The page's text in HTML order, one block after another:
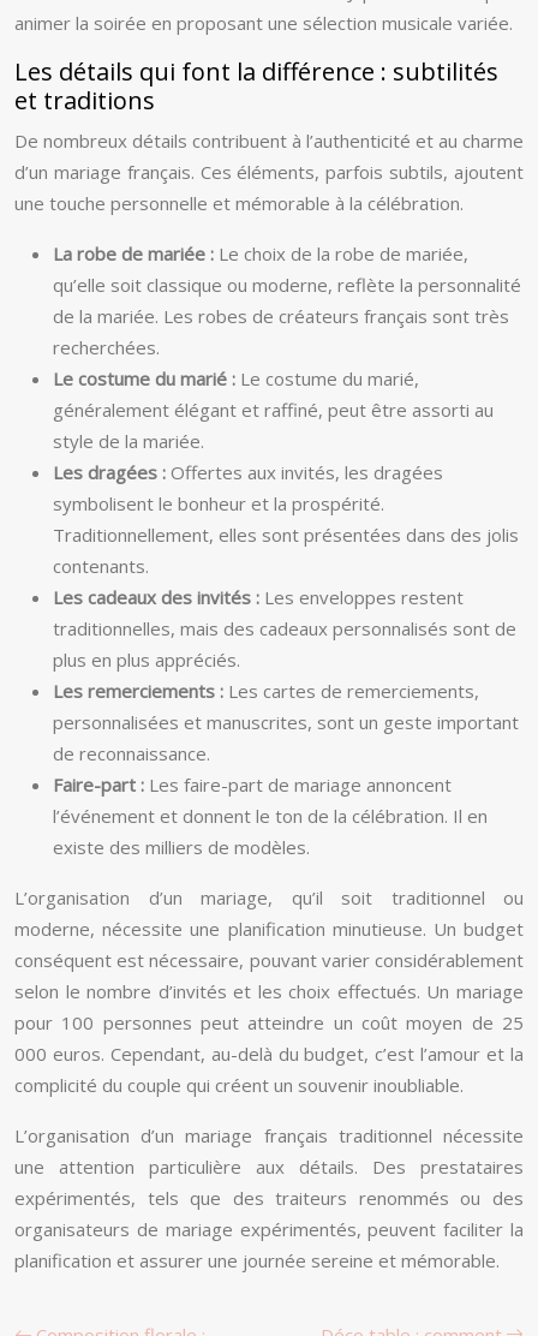
animer la soirée en proposant une sélection musicale variée.
Les détails qui font la différence : subtilités
et traditions
De nombreux détails contribuent à l’authenticité et au charme
d’un mariage français. Ces éléments, parfois subtils, ajoutent
une touche personnelle et mémorable à la célébration.
La robe de mariée : Le choix de la robe de mariée,
qu’elle soit classique ou moderne, reflète la personnalité
de la mariée. Les robes de créateurs français sont très
recherchées.
Le costume du marié : Le costume du marié,
généralement élégant et raffiné, peut être assorti au
style de la mariée.
Les dragées : Offertes aux invités, les dragées
symbolisent le bonheur et la prospérité.
Traditionnellement, elles sont présentées dans des jolis
contenants.
Les cadeaux des invités : Les enveloppes restent
traditionnelles, mais des cadeaux personnalisés sont de
plus en plus appréciés.
Les remerciements : Les cartes de remerciements,
personnalisées et manuscrites, sont un geste important
de reconnaissance.
Faire-part : Les faire-part de mariage annoncent
l’événement et donnent le ton de la célébration. Il en
existe des milliers de modèles.
L’organisation d’un mariage, qu’il soit traditionnel ou
moderne, nécessite une planification minutieuse. Un budget
conséquent est nécessaire, pouvant varier considérablement
selon le nombre d’invités et les choix effectués. Un mariage
pour 100 personnes peut atteindre un coût moyen de 25
000 euros. Cependant, au-delà du budget, c’est l’amour et la
complicité du couple qui créent un souvenir inoubliable.
L’organisation d’un mariage français traditionnel nécessite
une attention particulière aux détails. Des prestataires
expérimentés, tels que des traiteurs renommés ou des
organisateurs de mariage expérimentés, peuvent faciliter la
planification et assurer une journée sereine et mémorable.